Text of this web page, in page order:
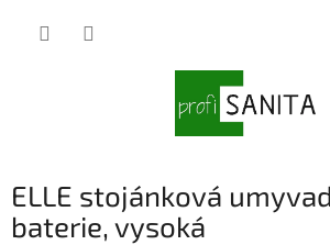
ELLE stojánková
baterie, vysoká